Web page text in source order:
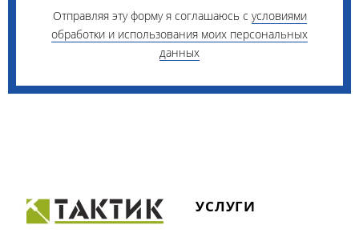
Отправляя эту форму я соглашаюсь с условиями
обработки и использования моих персональных
данных
УСЛУГИ